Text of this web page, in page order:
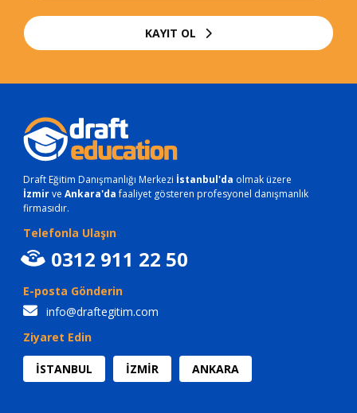
KAYIT OL
Draft Eğitim Danışmanlığı Merkezi İstanbul'da olmak üzere
İzmirve Ankara'dafaaliyet gösteren profesyonel danışmanlık
firmasıdır.
Telefonla Ulaşın
0312 911 22 50
E-posta Gönderin
info@draftegitim.com
Ziyaret Edin
İSTANBUL İZMİR ANKARA